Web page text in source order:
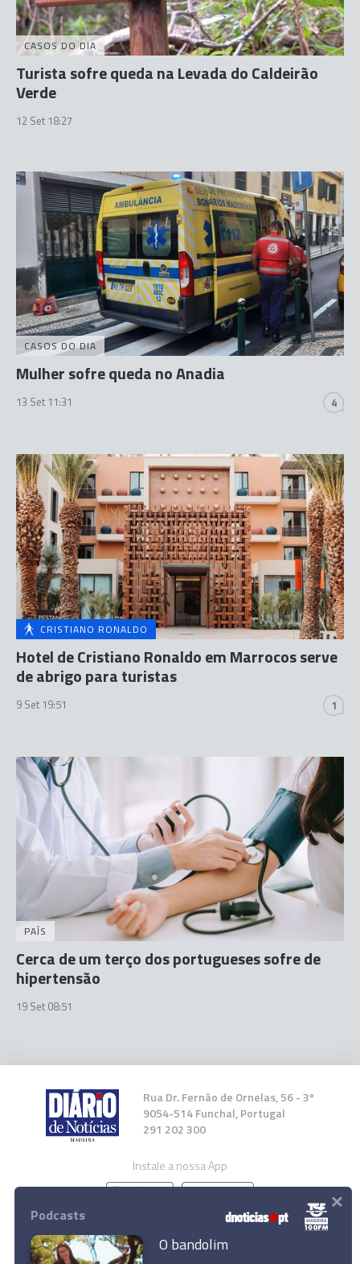
CASOS DO DIA
Turista sofre queda na Levada do Caldeirão
Verde
12 Set 18:27
CASOS DO DIA
Mulher sofre queda no Anadia
13 Set 11:31 4
CRISTIANO RONALDO
Hotel de Cristiano Ronaldo em Marrocos serve
de abrigo para turistas
9 Set 19:51 1
PAÍS
Cerca de um terço dos portugueses sofre de
hipertensão
19 Set 08:51
Rua Dr. Fernão de Ornelas, 56 - 3º
9054-514 Funchal, Portugal
291 202 300
Instale a nossa App
Podcasts
O bandolim
×